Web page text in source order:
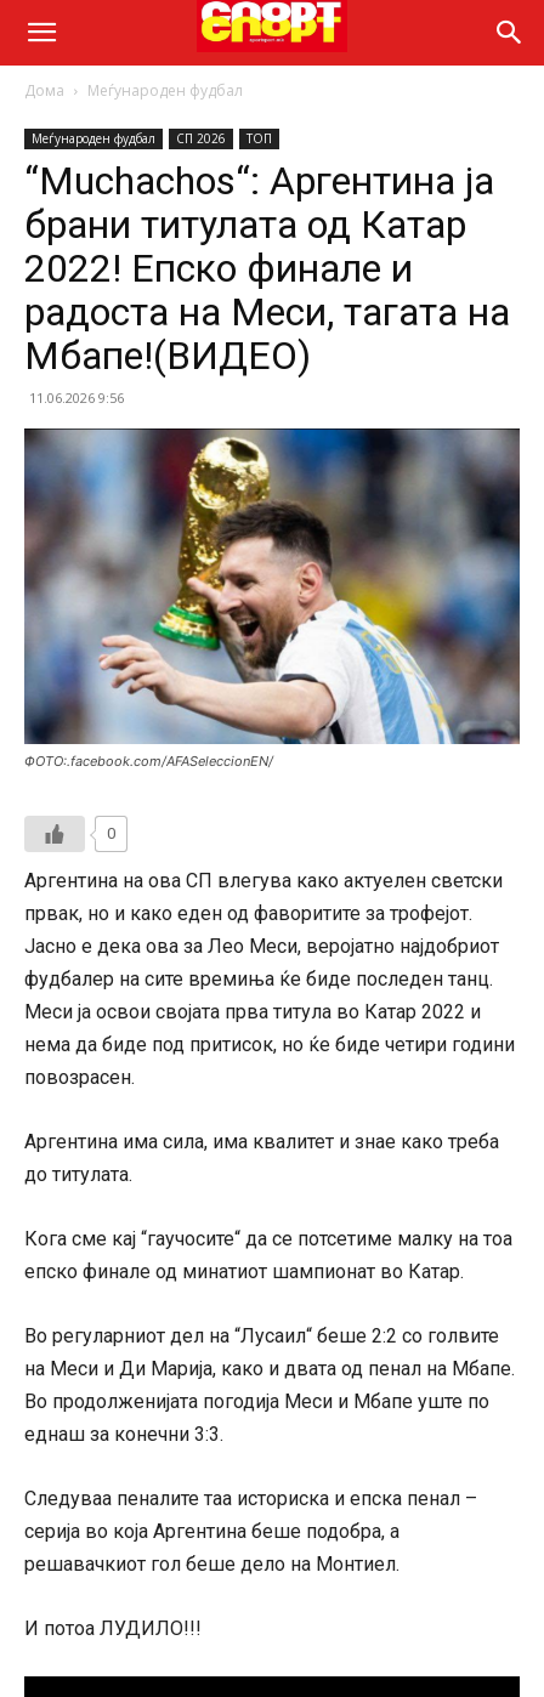
Дома Меѓународен фудбал
Меѓународен фудбал СП 2026 ТОП
“Muchachos“: Аргентина ја
брани титулата од Катар
2022! Епско финале и
радоста на Меси, тагата на
Мбапе!(ВИДЕО)
11.06.2026 9:56
ФОТО:.facebook.com/AFASeleccionEN/
0
Аргентина на ова СП влегува како актуелен светски
првак, но и како еден од фаворитите за трофејот.
Јасно е дека ова за Лео Меси, веројатно најдобриот
фудбалер на сите времиња ќе биде последен танц.
Меси ја освои својата прва титула во Катар 2022 и
нема да биде под притисок, но ќе биде четири години
повозрасен.
Аргентина има сила, има квалитет и знае како треба
до титулата.
Кога сме кај “гаучосите“ да се потсетиме малку на тоа
епско финале од минатиот шампионат во Катар.
Во регуларниот дел на “Лусаил“ беше 2:2 со голвите
на Меси и Ди Марија, како и двата од пенал на Мбапе.
Во продолженијата погодија Меси и Мбапе уште по
еднаш за конечни 3:3.
Следуваа пеналите таа историска и епска пенал –
серија во која Аргентина беше подобра, а
решавачкиот гол беше дело на Монтиел.
И потоа ЛУДИЛО!!!